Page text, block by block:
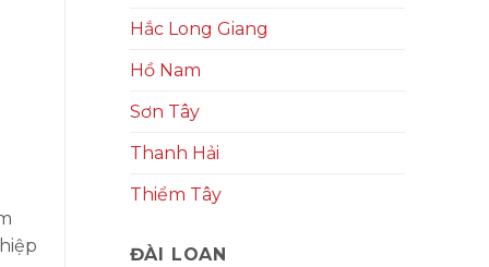
Hắc Long Giang
Hồ Nam
Sơn Tây
Thanh Hải
Thiểm Tây
ĐÀI LOAN